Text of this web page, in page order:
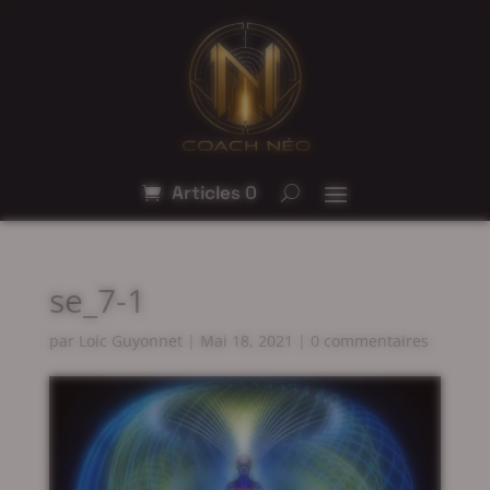
Articles 0
se_7-1
par Loic Guyonnet Mai 18, 2021 0 commentaires